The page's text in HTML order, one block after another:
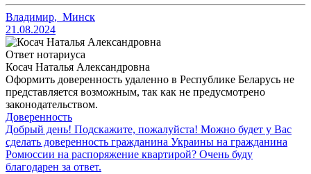
Владимир, Минск
21.08.2024
Ответ нотариуса
Косач Наталья Александровна
Оформить доверенность удаленно в Республике Беларусь не
представляется возможным, так как не предусмотрено
законодательством.
Доверенность
Добрый день! Подскажите, пожалуйста! Можно будет у Вас
сделать доверенность гражданина Украины на гражданина
Ромюссии на распоряжение квартирой? Очень буду
благодарен за ответ.